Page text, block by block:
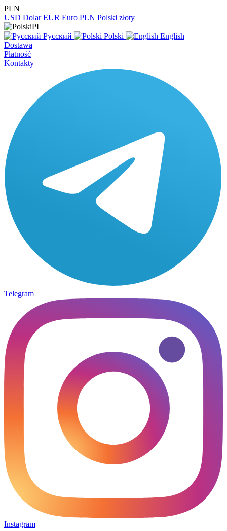
PLN
USD Dolar EUR Euro PLN Polski złoty
PL
Русский
Polski
English
Dostawa
Płatność
Kontakty
Telegram
Instagram